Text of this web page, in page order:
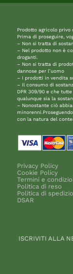
Prodotto agricolo
Prima di proseguire,
– Non si tratta di
– Nel prodotto non è
droganti.
– Non si tratta di
dannose per l’uomo
– I prodotti in vendita
– Il consumo di
DPR 309/90 e che
qualunque sia la
– Nonostante ciò
con la natura del
Privacy Policy
Cookie Policy
Termini e
Politica di reso
Politica di
DSAR
ISCRIVITI ALLA